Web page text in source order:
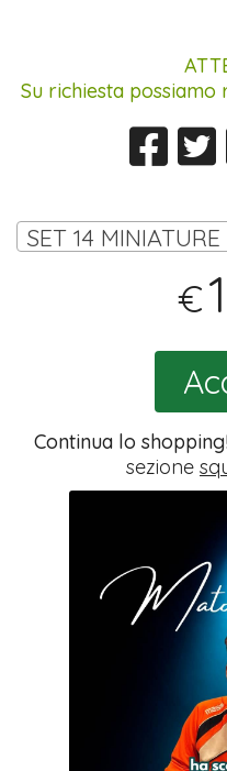
Su richiesta possiamo
€
Continua lo
sezione